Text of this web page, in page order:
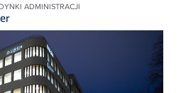
ADMINISTRACJI